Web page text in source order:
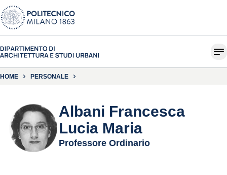
HOME PERSONALE
Albani Francesca
Lucia Maria
Professore Ordinario